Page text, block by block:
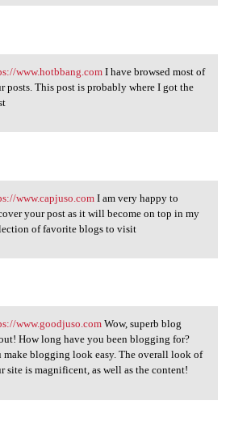
www.hotbbang.com I
www.hotbbang.comI have browsed most of
posts. This post is probably where I got the
www.capjuso.com I am
www.capjuso.comI am very happy to
your post as it will become on top in my
of favorite blogs to visit
www.goodjuso.com Wow,
www.goodjuso.comWow, superb blog
How long have you been blogging for?
make blogging look easy. The overall look of
site is magnificent, as well as the content!